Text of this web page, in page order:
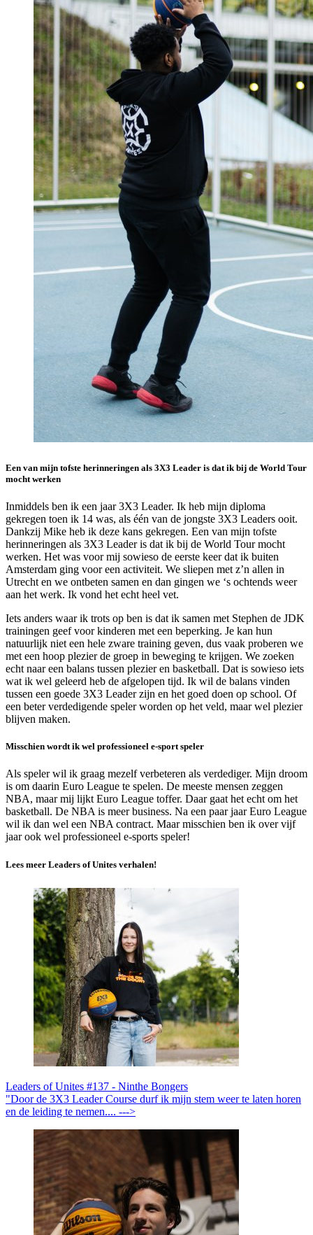
Een van mijn tofste herinneringen als 3X3 Leader is dat ik bij de World Tour
mocht werken
Inmiddels ben ik een jaar 3X3 Leader. Ik heb mijn diploma
gekregen toen ik 14 was, als één van de jongste 3X3 Leaders ooit.
Dankzij Mike heb ik deze kans gekregen. Een van mijn tofste
herinneringen als 3X3 Leader is dat ik bij de World Tour mocht
werken. Het was voor mij sowieso de eerste keer dat ik buiten
Amsterdam ging voor een activiteit. We sliepen met z’n allen in
Utrecht en we ontbeten samen en dan gingen we ‘s ochtends weer
aan het werk. Ik vond het echt heel vet.
Iets anders waar ik trots op ben is dat ik samen met Stephen de JDK
trainingen geef voor kinderen met een beperking. Je kan hun
natuurlijk niet een hele zware training geven, dus vaak proberen we
met een hoop plezier de groep in beweging te krijgen. We zoeken
echt naar een balans tussen plezier en basketball. Dat is sowieso iets
wat ik wel geleerd heb de afgelopen tijd. Ik wil de balans vinden
tussen een goede 3X3 Leader zijn en het goed doen op school. Of
een beter verdedigende speler worden op het veld, maar wel plezier
blijven maken.
Misschien wordt ik wel professioneel e-sport speler
Als speler wil ik graag mezelf verbeteren als verdediger. Mijn droom
is om daarin Euro League te spelen. De meeste mensen zeggen
NBA, maar mij lijkt Euro League toffer. Daar gaat het echt om het
basketball. De NBA is meer business. Na een paar jaar Euro League
wil ik dan wel een NBA contract. Maar misschien ben ik over vijf
jaar ook wel professioneel e-sports speler!
Lees meer Leaders of Unites verhalen!
Leaders of Unites #137 - Ninthe Bongers
"Door de 3X3 Leader Course durf ik mijn stem weer te laten horen
en de leiding te nemen.... --->